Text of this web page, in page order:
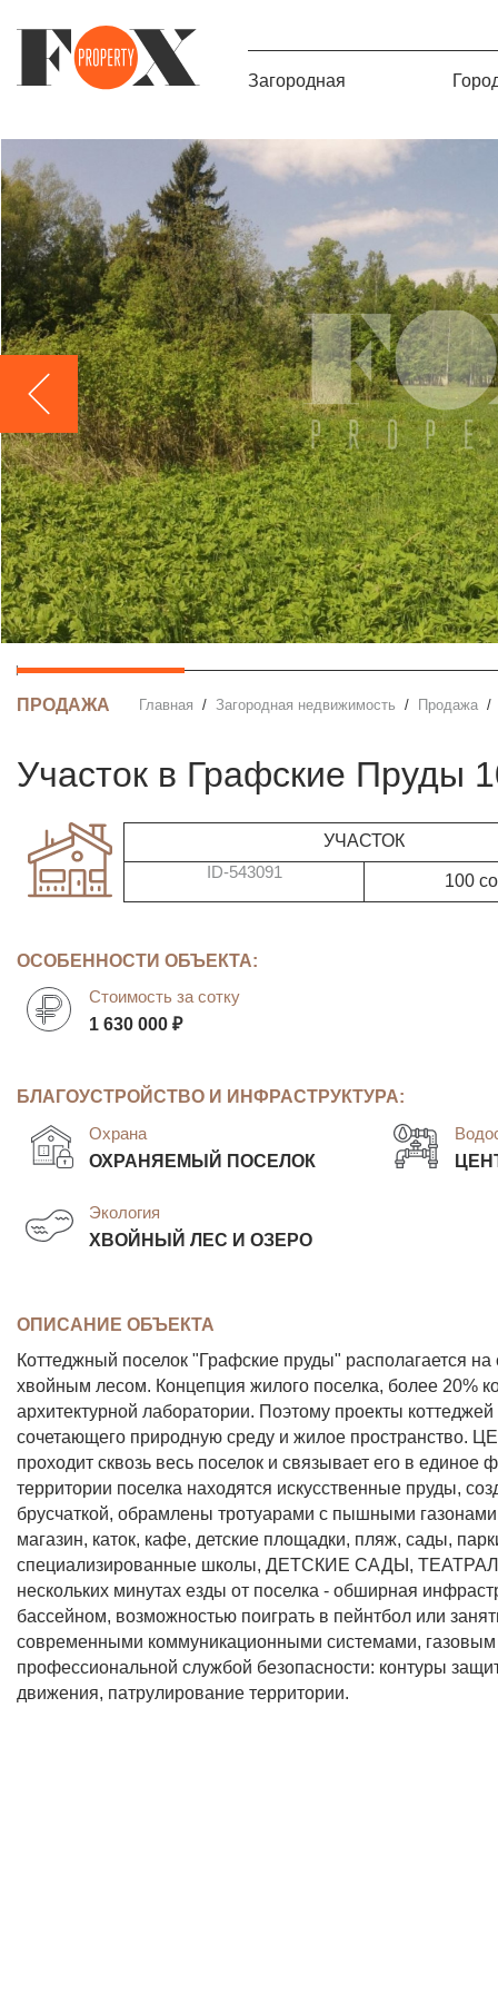
Загородная
ПРОДАЖА Главная Загородная недвижимость Продажа
участок в Графские Пруды
УЧАСТОК
ID-543091 100
ОСОБЕННОСТИ ОБЪЕКТА:
Стоимость за сотку
1 630 000 ₽
БЛАГОУСТРОЙСТВО И ИНФРАСТРУКТУРА:
Охрана
ОХРАНЯЕМЫЙ ПОСЕЛОК
Экология
ХВОЙНЫЙ ЛЕС И ОЗЕРО
ОПИСАНИЕ ОБЪЕКТА
Коттеджный поселок "Графские пруды" располагается
хвойным лесом. Концепция жилого поселка, более 20%
архитектурной лаборатории. Поэтому проекты
сочетающего природную среду и жилое
проходит сквозь весь поселок и связывает его в
территории поселка находятся искусственные пруды,
брусчаткой, обрамлены тротуарами с пышными
магазин, каток, кафе, детские площадки, пляж, сады,
специализированные школы, ДЕТСКИЕ САДЫ,
нескольких минутах езды от поселка - обширная
бассейном, возможностью поиграть в пейнтбол или
современными коммуникационными системами,
профессиональной службой безопасности: контуры
движения, патрулирование территории.